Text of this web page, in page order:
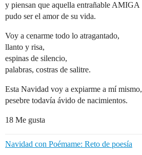
y piensan que aquella entrañable AMIGA
pudo ser el amor de su vida.
Voy a cenarme todo lo atragantado,
llanto y risa,
espinas de silencio,
palabras, costras de salitre.
Esta Navidad voy a expiarme a mí mismo,
pesebre todavía ávido de nacimientos.
18 Me gusta
Navidad con Poémame: Reto de poesía